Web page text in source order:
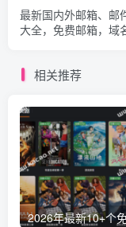
最新国内外邮箱、邮
大全，免费邮箱，域
相关推荐